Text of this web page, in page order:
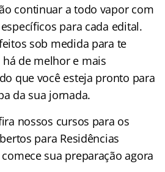
continuar a todo vapor com
para cada edital.
sob medida para te
de melhor e mais
que você esteja pronto para
da sua jornada.
nossos cursos para os
para Residências
sua preparação agora